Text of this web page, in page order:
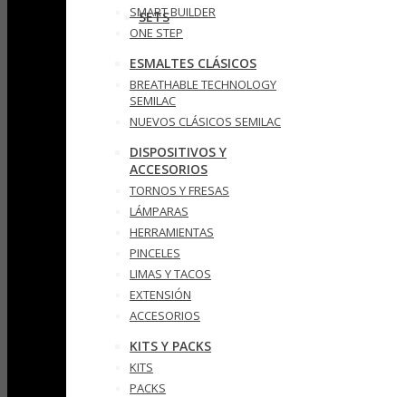
SETS
SMART BUILDER
ONE STEP
ESMALTES CLÁSICOS
BREATHABLE TECHNOLOGY
SEMILAC
NUEVOS CLÁSICOS SEMILAC
DISPOSITIVOS Y
ACCESORIOS
TORNOS Y FRESAS
LÁMPARAS
HERRAMIENTAS
PINCELES
LIMAS Y TACOS
EXTENSIÓN
ACCESORIOS
KITS Y PACKS
KITS
PACKS